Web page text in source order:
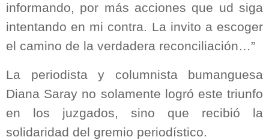
informando, por más acciones que ud siga
intentando en mi contra. La invito a escoger
el camino de la verdadera reconciliación…”
La periodista y columnista bumanguesa
Diana Saray no solamente logró este triunfo
en los juzgados, sino que recibió la
solidaridad del gremio periodístico.